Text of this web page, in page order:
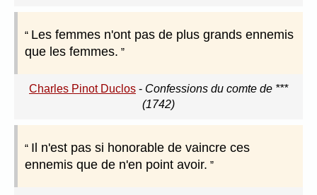
Les femmes n'ont pas de plus grands ennemis
que les femmes.
Charles Pinot Duclos - Confessions du comte de ***
(1742)
Il n'est pas si honorable de vaincre ces
ennemis que de n'en point avoir.